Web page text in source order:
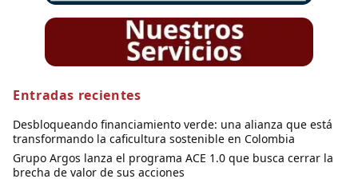
Entradas recientes
Desbloqueando financiamiento verde: una alianza que está
transformando la caficultura sostenible en Colombia
Grupo Argos lanza el programa ACE 1.0 que busca cerrar la
brecha de valor de sus acciones